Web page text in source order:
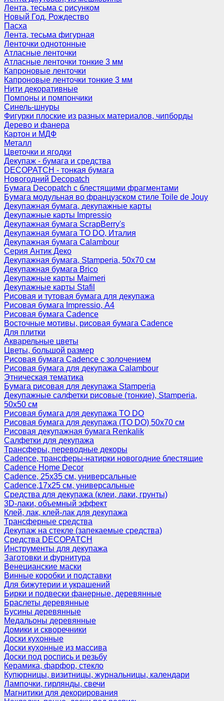
Лента, тесьма с рисунком
Новый Год, Рождество
Пасха
Лента, тесьма фигурная
Ленточки однотонные
Атласные ленточки
Атласные ленточки тонкие 3 мм
Капроновые ленточки
Капроновые ленточки тонкие 3 мм
Нити декоративные
Помпоны и помпончики
Синель-шнуры
Фигурки плоские из разных материалов, чипборды
Дерево и фанера
Картон и МДФ
Металл
Цветочки и ягодки
Декупаж - бумага и средства
DECOPATCH - тонкая бумага
Новогодний Decopatch
Бумага Decopatch с блестящими фрагментами
Бумага модульная во французском стиле Toile de Jouy
Декупажная бумага, декупажные карты
Декупажные карты Impressio
Декупажная бумага ScrapBerry's
Декупажная бумага TO DO, Италия
Декупажная бумага Calambour
Серия Антик Деко
Декупажная бумага, Stamperia, 50х70 см
Декупажная бумага Brico
Декупажные карты Maimeri
Декупажные карты Stafil
Рисовая и тутовая бумага для декупажа
Рисовая бумага Impressio, А4
Рисовая бумага Cadence
Восточные мотивы, рисовая бумага Cadence
Для плитки
Акварельные цветы
Цветы, большой размер
Рисовая бумага Cadence c золочением
Рисовая бумага для декупажа Calambour
Этническая тематика
Бумага рисовая для декупажа Stamperia
Декупажные салфетки рисовые (тонкие), Stamperia,
50х50 см
Рисовая бумага для декупажа TO DO
Рисовая бумага для декупажа (TO DO) 50х70 см
Рисовая декупажная бумага Renkalik
Салфетки для декупажа
Трансферы, переводные декоры
Cadence, трансферы-натирки новогодние блестящие
Cadence Home Decor
Cadence, 25х35 см, универсальные
Cadence,17х25 см, универсальные
Средства для декупажа (клеи, лаки, грунты)
3D-лаки, объемный эффект
Клей, лак, клей-лак для декупажа
Трансферные средства
Декупаж на стекле (запекаемые средства)
Средства DECOPATCH
Инструменты для декупажа
Заготовки и фурнитура
Венецианские маски
Винные коробки и подставки
Для бижутерии и украшений
Бирки и подвески фанерные, деревянные
Браслеты деревянные
Бусины деревянные
Медальоны деревянные
Домики и скворечники
Доски кухонные
Доски кухонные из массива
Доски под роспись и резьбу
Керамика, фарфор, стекло
Купюрницы, визитницы, журнальницы, календари
Лампочки, гирлянды, свечи
Магнитики для декорирования